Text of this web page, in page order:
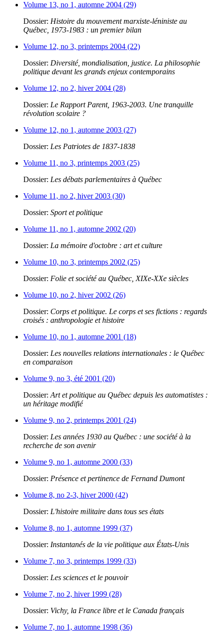
Volume 13, no 1, automne 2004 (29)
Dossier: Histoire du mouvement marxiste-léniniste au
Québec, 1973-1983 : un premier bilan
Volume 12, no 3, printemps 2004 (22)
Dossier: Diversité, mondialisation, justice. La philosophie
politique devant les grands enjeux contemporains
Volume 12, no 2, hiver 2004 (28)
Dossier: Le Rapport Parent, 1963-2003. Une tranquille
révolution scolaire ?
Volume 12, no 1, automne 2003 (27)
Dossier: Les Patriotes de 1837-1838
Volume 11, no 3, printemps 2003 (25)
Dossier: Les débats parlementaires à Québec
Volume 11, no 2, hiver 2003 (30)
Dossier: Sport et politique
Volume 11, no 1, automne 2002 (20)
Dossier: La mémoire d'octobre : art et culture
Volume 10, no 3, printemps 2002 (25)
Dossier: Folie et société au Québec, XIXe-XXe siècles
Volume 10, no 2, hiver 2002 (26)
Dossier: Corps et politique. Le corps et ses fictions : regards
croisés : anthropologie et histoire
Volume 10, no 1, automne 2001 (18)
Dossier: Les nouvelles relations internationales : le Québec
en comparaison
Volume 9, no 3, été 2001 (20)
Dossier: Art et politique au Québec depuis les automatistes :
un héritage modifié
Volume 9, no 2, printemps 2001 (24)
Dossier: Les années 1930 au Québec : une société à la
recherche de son avenir
Volume 9, no 1, automne 2000 (33)
Dossier: Présence et pertinence de Fernand Dumont
Volume 8, no 2-3, hiver 2000 (42)
Dossier: L'histoire militaire dans tous ses états
Volume 8, no 1, automne 1999 (37)
Dossier: Instantanés de la vie politique aux États-Unis
Volume 7, no 3, printemps 1999 (33)
Dossier: Les sciences et le pouvoir
Volume 7, no 2, hiver 1999 (28)
Dossier: Vichy, la France libre et le Canada français
Volume 7, no 1, automne 1998 (36)